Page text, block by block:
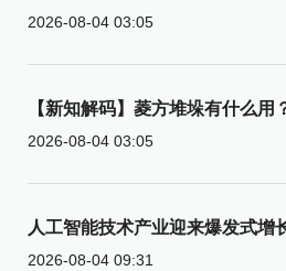
2026-08-04 03:05
【新知解码】菱方堆垛有什么用
2026-08-04 03:05
人工智能技术产业迎来爆发式增
2026-08-04 09:31